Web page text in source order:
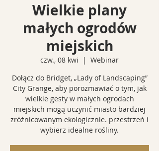
Wielkie plany
małych ogrodów
miejskich
czw., 08 kwi
  |
Webinar
Dołącz do Bridget, „Lady of Landscaping”
City Grange, aby porozmawiać o tym, jak
wielkie gesty w małych ogrodach
miejskich mogą uczynić miasto bardziej
zróżnicowanym ekologicznie. przestrzeń i
wybierz idealne rośliny.